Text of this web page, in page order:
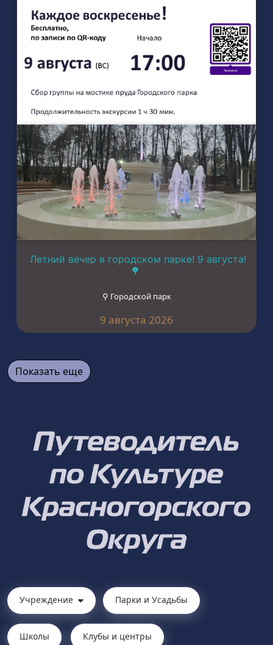
Летний вечер в городском парке! 9 августа!
🌳
⚲ Городской парк
9 августа 2026
Показать еще
Учреждение Парки и Усадьбы
Школы Клубы и центры